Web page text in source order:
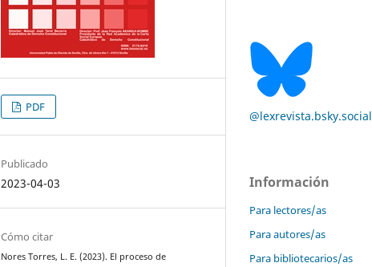
PDF
Publicado
2023-04-03
Cómo citar
Nores Torres, L. E. (2023). El proceso de
@lexrevista.bsky.social
Información
Para lectores/as
Para autores/as
Para bibliotecarios/as